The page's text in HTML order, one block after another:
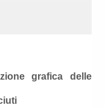
grafica delle